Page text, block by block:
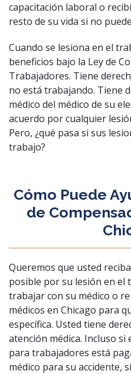
capacitación laboral o
resto de su vida si no
Cuando se lesiona en el
beneficios bajo la Ley de
Trabajadores. Tiene
no está trabajando. Tiene
médico del médico de su
acuerdo por cualquier
Pero, ¿qué pasa si sus
trabajo?
Cómo Puede
de
Queremos que usted
posible por su lesión en el
trabajar con su médico o
médicos en Chicago para
específica. Usted tiene
atención médica. Incluso
para trabajadores está
médico para su accidente,